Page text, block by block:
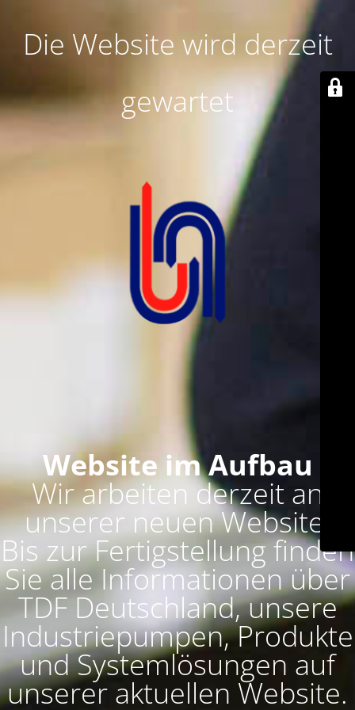
Die Website wird derzeit
gewartet
Website im Aufbau
Wir arbeiten derzeit an
unserer neuen Website.
Bis zur Fertigstellung finden
Sie alle Informationen über
TDF Deutschland, unsere
Industriepumpen, Produkte
und Systemlösungen auf
unserer aktuellen Website.